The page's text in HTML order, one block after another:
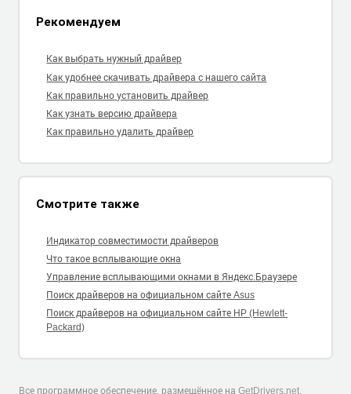
Рекомендуем
Как выбрать нужный драйвер
Как удобнее скачивать драйвера с нашего сайта
Как правильно установить драйвер
Как узнать версию драйвера
Как правильно удалить драйвер
Смотрите также
Индикатор совместимости драйверов
Что такое всплывающие окна
Управление всплывающими окнами в Яндекс.Браузере
Поиск драйверов на официальном сайте Asus
Поиск драйверов на официальном сайте HP (Hewlett-
Packard)
Все программное обеспечение, размещённое на GetDrivers.net,